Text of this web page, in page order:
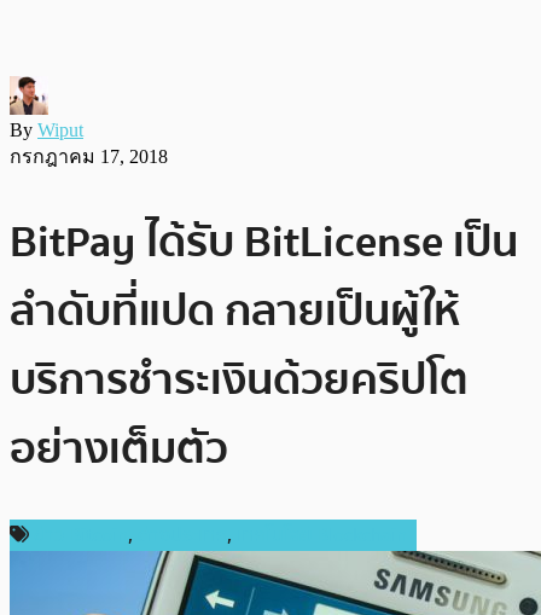
By Wiput
กรกฎาคม 17, 2018
BitPay ได้รับ BitLicense เป็น
ลำดับที่แปด กลายเป็นผู้ให้
บริการชำระเงินด้วยคริปโต
อย่างเต็มตัว
, ,